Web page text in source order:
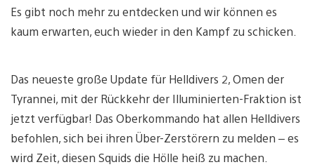
Es gibt noch mehr zu entdecken und wir können es
kaum erwarten, euch wieder in den Kampf zu schicken.
Das neueste große Update für Helldivers 2, Omen der
Tyrannei, mit der Rückkehr der Illuminierten-Fraktion ist
jetzt verfügbar! Das Oberkommando hat allen Helldivers
befohlen, sich bei ihren Über-Zerstörern zu melden – es
wird Zeit, diesen Squids die Hölle heiß zu machen.